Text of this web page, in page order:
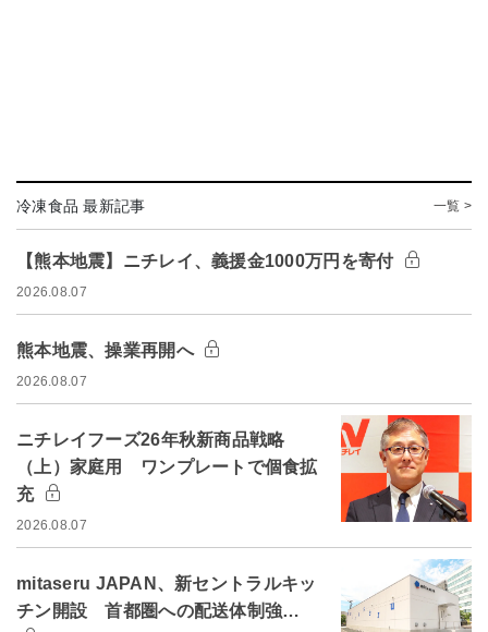
冷凍食品 最新記事 一覧 >
【熊本地震】ニチレイ、義援金1000万円を寄付
2026.08.07
熊本地震、操業再開へ
2026.08.07
ニチレイフーズ26年秋新商品戦略
（上）家庭用 ワンプレートで個食拡
充
2026.08.07
mitaseru JAPAN、新セントラルキッ
チン開設 首都圏への配送体制強…